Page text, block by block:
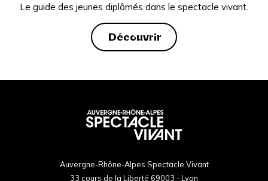
Le guide des jeunes diplômés dans le spectacle vivant.
Découvrir
Auvergne-Rhône-Alpes Spectacle Vivant
33 cours de la Liberté 69003 - Lyon